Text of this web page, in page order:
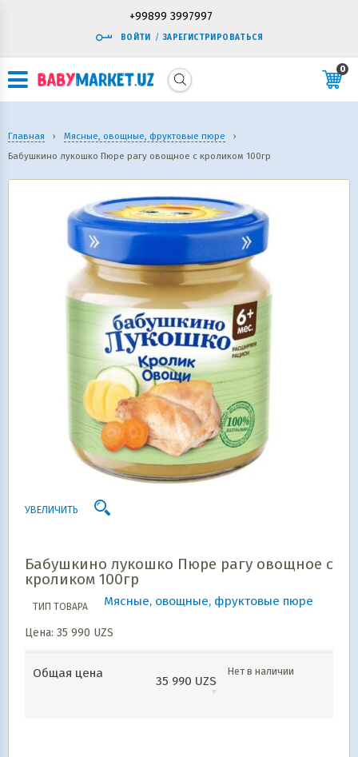
+99899 3997997
ВОЙТИ / ЗАРЕГИСТРИРОВАТЬСЯ
0
Главная › Мясные, овощные, фруктовые пюре
›
Бабушкино лукошко Пюре рагу овощное с кроликом 100гр
УВЕЛИЧИТЬ
Бабушкино лукошко Пюре рагу овощное с
кроликом 100гр
ТИП ТОВАРА Мясные, овощные, фруктовые пюре
Цена: 35 990 UZS
Общая цена
35 990 UZS
Нет в наличии